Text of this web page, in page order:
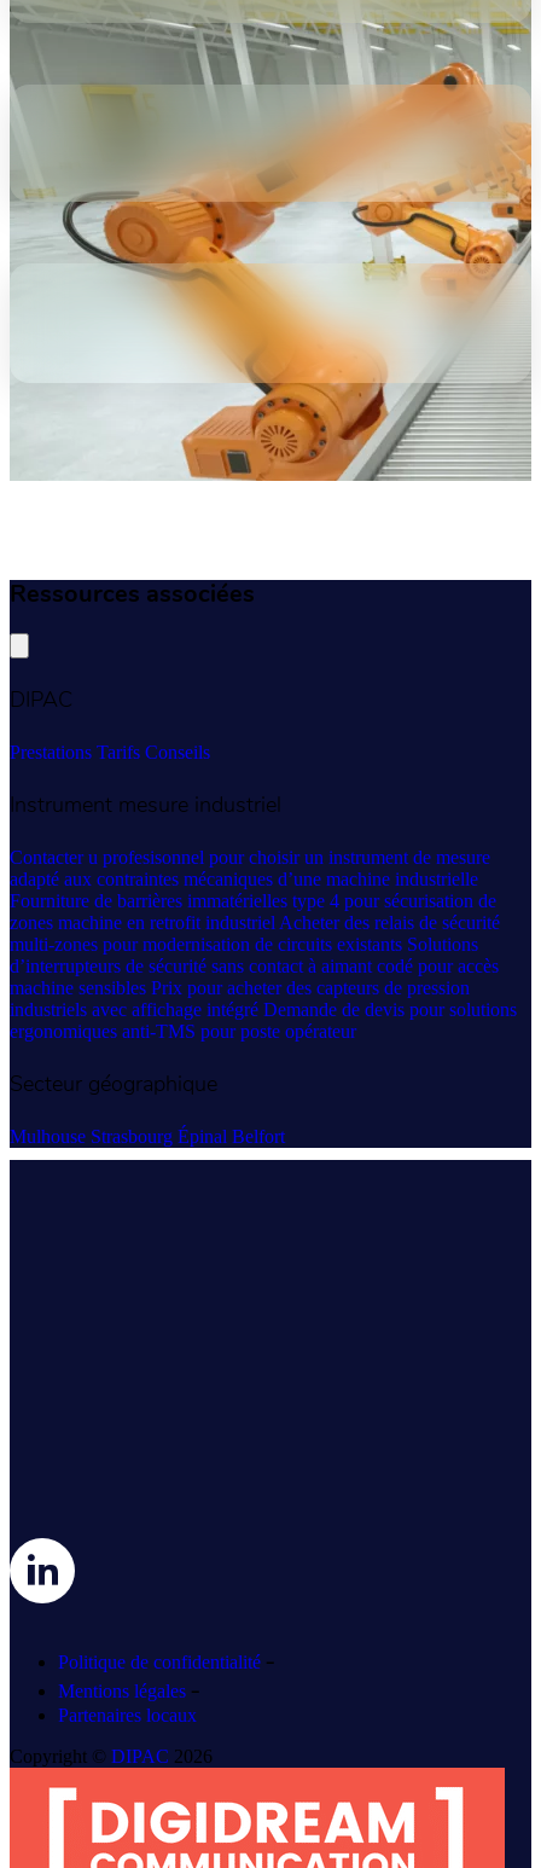
Ressources associées
DIPAC
Prestations Tarifs Conseils
Instrument mesure industriel
Contacter u profesisonnel pour choisir un instrument de mesure
adapté aux contraintes mécaniques d’une machine industrielle
Fourniture de barrières immatérielles type 4 pour sécurisation de
zones machine en retrofit industriel Acheter des relais de sécurité
multi-zones pour modernisation de circuits existants Solutions
d’interrupteurs de sécurité sans contact à aimant codé pour accès
machine sensibles Prix pour acheter des capteurs de pression
industriels avec affichage intégré Demande de devis pour solutions
ergonomiques anti-TMS pour poste opérateur
Secteur géographique
Mulhouse Strasbourg Épinal Belfort
Politique de confidentialité -
Mentions légales -
Partenaires locaux
Copyright © DIPAC 2026